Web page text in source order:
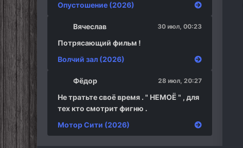
Опустошение (2026)
Вячеслав 30 июл, 00:23
Потрясающий фильм !
Волчий зал (2026)
Фёдор 28 июл, 20:27
Не тратьте своё время . " НЕМОЁ " , для
тех кто смотрит фигню .
Мотор Сити (2026)